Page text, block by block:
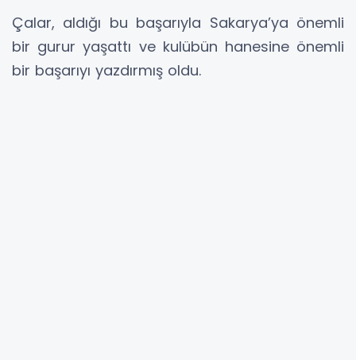
Çalar, aldığı bu başarıyla Sakarya’ya önemli
bir gurur yaşattı ve kulübün hanesine önemli
bir başarıyı yazdırmış oldu.